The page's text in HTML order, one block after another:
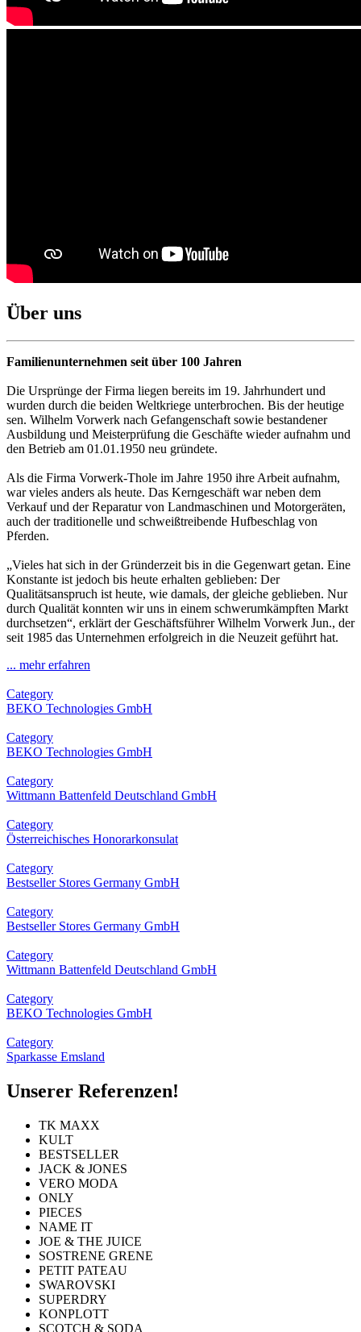
Über uns
Familienunternehmen seit über 100 Jahren
Die Ursprünge der Firma liegen bereits im 19. Jahrhundert und
wurden durch die beiden Weltkriege unterbrochen. Bis der heutige
sen. Wilhelm Vorwerk nach Gefangenschaft sowie bestandener
Ausbildung und Meisterprüfung die Geschäfte wieder aufnahm und
den Betrieb am 01.01.1950 neu gründete.
Als die Firma Vorwerk-Thole im Jahre 1950 ihre Arbeit aufnahm,
war vieles anders als heute. Das Kerngeschäft war neben dem
Verkauf und der Reparatur von Landmaschinen und Motorgeräten,
auch der traditionelle und schweißtreibende Hufbeschlag von
Pferden.
„Vieles hat sich in der Gründerzeit bis in die Gegenwart getan. Eine
Konstante ist jedoch bis heute erhalten geblieben: Der
Qualitätsanspruch ist heute, wie damals, der gleiche geblieben. Nur
durch Qualität konnten wir uns in einem schwerumkämpften Markt
durchsetzen“, erklärt der Geschäftsführer Wilhelm Vorwerk Jun., der
seit 1985 das Unternehmen erfolgreich in die Neuzeit geführt hat.
... mehr erfahren
Category
BEKO Technologies GmbH
Category
BEKO Technologies GmbH
Category
Wittmann Battenfeld Deutschland GmbH
Category
Österreichisches Honorarkonsulat
Category
Bestseller Stores Germany GmbH
Category
Bestseller Stores Germany GmbH
Category
Wittmann Battenfeld Deutschland GmbH
Category
BEKO Technologies GmbH
Category
Sparkasse Emsland
Unserer Referenzen!
TK MAXX
KULT
BESTSELLER
JACK & JONES
VERO MODA
ONLY
PIECES
NAME IT
JOE & THE JUICE
SOSTRENE GRENE
PETIT PATEAU
SWAROVSKI
SUPERDRY
KONPLOTT
SCOTCH & SODA